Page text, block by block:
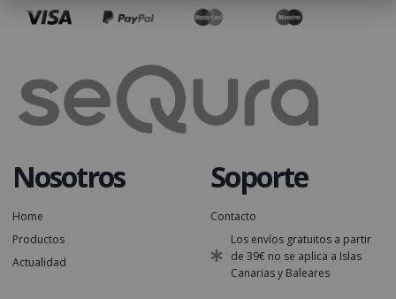
Nosotros
Home
Productos
Actualidad
Soporte
Contacto
Los envíos gratuitos a partir
de 39€ no se aplica a Islas
Canarias y Baleares